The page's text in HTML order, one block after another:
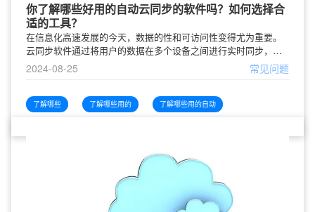
你了解哪些好用的自动云同步的软件吗？如何选择合
适的工具？
在信息化高速发展的今天，数据的性和可访问性变得尤为重要。
云同步软件通过将用户的数据在多个设备之间进行实时同步，不
仅能确保用户能随时随地访问文件，还能保护数据，防止丢失。
市面上有许多云同步软件可供选择，
2024-08-25 常见问题
了解哪些 了解哪些用的 了解哪些用的自动